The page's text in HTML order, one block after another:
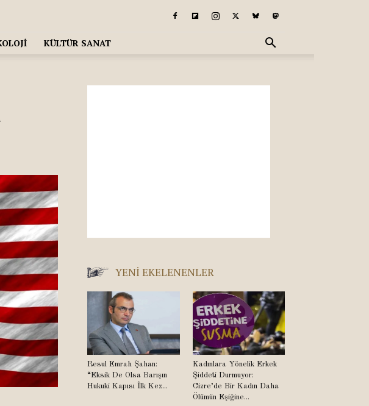
KÜLTÜR SANAT
YENI EKELENENLER
Resul Emrah Şahan:
“Eksik De Olsa Barışın
Hukuki Kapısı İlk Kez...
Kadınlara Yönelik Erkek
Şiddeti Durmuyor:
Cizre’de Bir Kadın Daha
Ölümün Eşiğine...